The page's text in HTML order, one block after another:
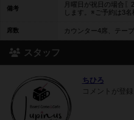
備考
月曜日が祝日の場合
します。※ご予約は3名
席数 カウンター4席、テー
スタッフ
ちひろ
コメントが登